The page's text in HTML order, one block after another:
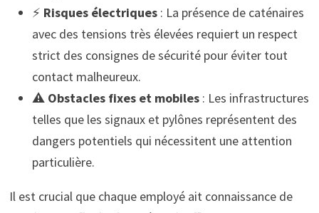
⚡ Risques électriques: La présence de caténaires
avec des tensions très élevées requiert un respect
strict des consignes de sécurité pour éviter tout
contact malheureux.
⚠️ Obstacles fixes et mobiles: Les infrastructures
telles que les signaux et pylônes représentent des
dangers potentiels qui nécessitent une attention
particulière.
Il est crucial que chaque employé ait connaissance de